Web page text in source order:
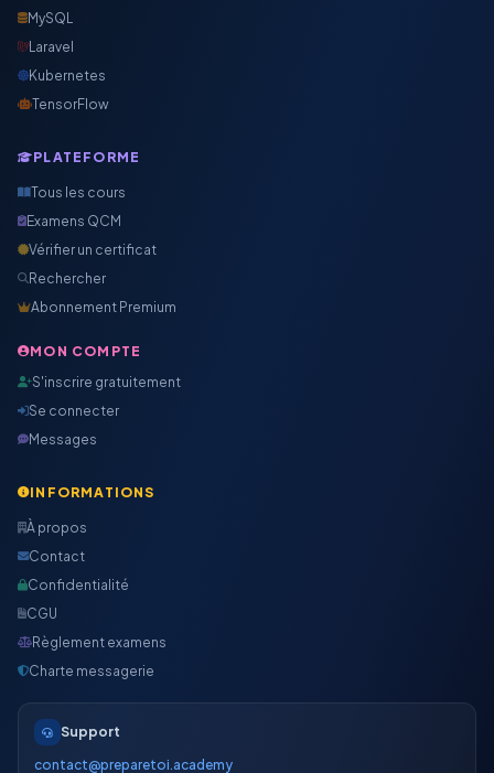
MySQL
Laravel
Kubernetes
TensorFlow
PLATEFORME
Tous les cours
Examens QCM
Vérifier un certificat
Rechercher
Abonnement Premium
MON COMPTE
S'inscrire gratuitement
Se connecter
Messages
INFORMATIONS
À propos
Contact
Confidentialité
CGU
Règlement examens
Charte messagerie
Support
contact@preparetoi.academy